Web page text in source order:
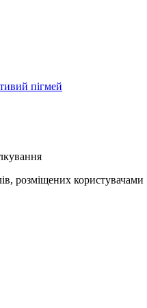
пігмей
розміщених користувачами